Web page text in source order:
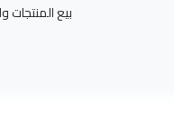
بيع